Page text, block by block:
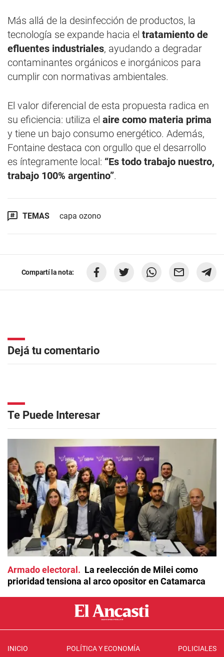
Más allá de la desinfección de productos, la
tecnología se expande hacia el tratamiento de
efluentes industriales, ayudando a degradar
contaminantes orgánicos e inorgánicos para
cumplir con normativas ambientales.
El valor diferencial de esta propuesta radica en
su eficiencia: utiliza el aire como materia prima
y tiene un bajo consumo energético. Además,
Fontaine destaca con orgullo que el desarrollo
es íntegramente local: “Es todo trabajo nuestro,
trabajo 100% argentino”.
TEMAS capa ozono
Compartí la nota:
Dejá tu comentario
Te Puede Interesar
Armado electoral
La reelección de Milei como
prioridad tensiona al arco opositor en Catamarca
INICIO POLÍTICA Y ECONOMÍA POLICIALES